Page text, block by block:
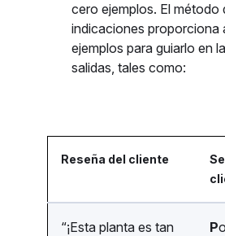
cero ejemplos. El método
indicaciones proporciona
ejemplos para guiarlo en
salidas, tales como:
Reseña del cliente
“¡Esta planta es tan
P